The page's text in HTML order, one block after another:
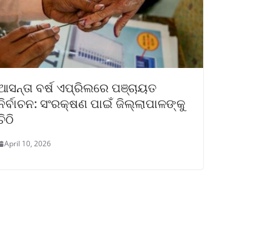
ବର୍ଷ ଏପ୍ରିଲରେ ପଞ୍ଚାୟତ
ସଂରକ୍ଷଣ ପାଇଁ ଜିଲ୍ଲାପାଳଙ୍କୁ
April 10, 2026